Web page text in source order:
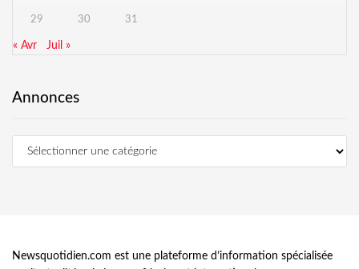
29 30 31
« Avr Juil »
Annonces
Newsquotidien.com est une plateforme d’information spécialisée